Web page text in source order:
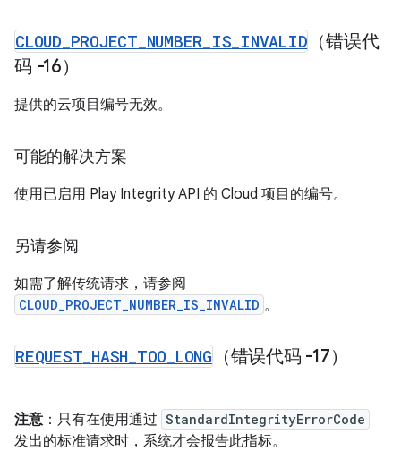
CLOUD PROJECT NUMBER IS INVALID （错误代
码 -16）
提供的云项目编号无效。
可能的解决方案
使用已启用 Play Integrity API 的 Cloud 项目的编号。
另请参阅
如需了解传统请求，请参阅
CLOUD_PROJECT_NUMBER_IS_INVALID 。
REQUEST HASH TOO LONG （错误代码 -17）
注意：只有在使用通过 StandardIntegrityErrorCode
发出的标准请求时，系统才会报告此指标。